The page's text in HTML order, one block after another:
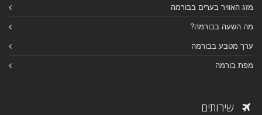
מזג האוויר בערים בבורמה
מה השעה בבורמה?
ערך מטבע בבורמה
מפת בורמה
שירותים